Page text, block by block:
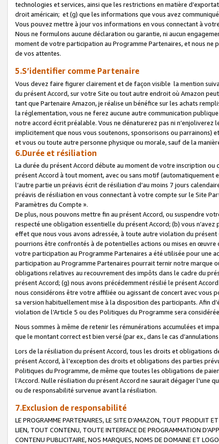
technologies et services, ainsi que les restrictions en matière
droit américain; et (g) que les informations que vous avez
Vous pouvez mettre à jour vos informations en vous connectant à
Nous ne formulons aucune déclaration ou garantie, ni aucun
moment de votre participation au Programme Partenaires, et nous
de vos attentes.
5.S’identifier comme Partenaire
Vous devez faire figurer clairement et de façon visible la mention
du présent Accord, sur votre Site ou tout autre endroit où Amazon
tant que Partenaire Amazon, je réalise un bénéfice sur les achats
la réglementation, vous ne ferez aucune autre communication
notre accord écrit préalable. Vous ne dénaturerez pas ni
implicitement que nous vous soutenons, sponsorisons ou parrainons)
et vous ou toute autre personne physique ou morale, sauf de la
6.Durée et résiliation
La durée du présent Accord débute au moment de votre inscription
présent Accord à tout moment, avec ou sans motif (automatiquement
l’autre partie un préavis écrit de résiliation d’au moins 7 jours
préavis de résiliation en vous connectant à votre compte sur le Site
Paramètres du Compte ».
De plus, nous pouvons mettre fin au présent Accord, ou suspendre
respecté une obligation essentielle du présent Accord; (b) vous
effet que nous vous avons adressée, à toute autre violation du
pourrions être confrontés à de potentielles actions ou mises en
votre participation au Programme Partenaires a été utilisée pour une
participation au Programme Partenaires pourrait ternir notre marque
obligations relatives au recouvrement des impôts dans le cadre du
présent Accord; (g) nous avons précédemment résilié le présent
nous considérons être votre affiliée ou agissant de concert avec vous
sa version habituellement mise à la disposition des participants. Afin
violation de l’Article 5 ou des Politiques du Programme sera
Nous sommes à même de retenir les rémunérations accumulées et
que le montant correct est bien versé (par ex., dans le cas
Lors de la résiliation du présent Accord, tous les droits et obligations
présent Accord, à l’exception des droits et obligations des parties
Politiques du Programme, de même que toutes les obligations de
l’Accord. Nulle résiliation du présent Accord ne saurait dégager l'une
ou de responsabilité survenue avant la résiliation.
7.Exclusion de responsabilité
LE PROGRAMME PARTENAIRES, LE SITE D’AMAZON, TOUT PRODUIT
LIEN, TOUT CONTENU, TOUTE INTERFACE DE PROGRAMMATION
CONTENU PUBLICITAIRE, NOS MARQUES, NOMS DE DOMAINE ET